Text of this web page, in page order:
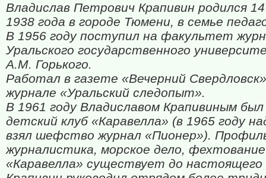
Владислав Петрович Крапивин родился
1938 года в городе Тюмени, в семье
В 1956 году поступил на факультет
Уральского государственного
А.М. Горького.
Работал в газете «Вечерний
журнале «Уральский следопыт».
В 1961 году Владиславом Крапивиным был
детский клуб «Каравелла» (в 1965 году
взял шефство журнал «Пионер»).
журналистика, морское дело,
«Каравелла» существует до настоящего